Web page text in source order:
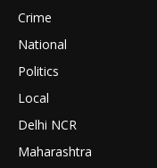
Crime
National
Politics
Local
Delhi NCR
Maharashtra